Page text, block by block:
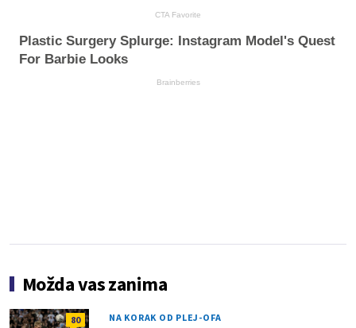
CTA Favorite
Plastic Surgery Splurge: Instagram Model's Quest
For Barbie Looks
Brainberries
Možda vas zanima
80 NA KORAK OD PLEJ-OFA